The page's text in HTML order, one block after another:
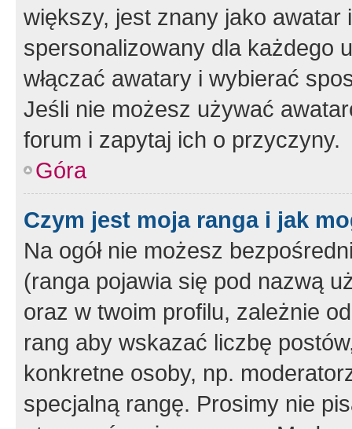
większy, jest znany jako
spersonalizowany dla każdego
włączać awatary i wybierać
Jeśli nie możesz używać
forum i zapytaj ich o przyczyny.
Góra
Czym jest moja ranga i jak
Na ogół nie możesz
(ranga pojawia się pod nazwą
oraz w twoim profilu, zależnie
rang aby wskazać liczbę
konkretne osoby, np.
specjalną rangę. Prosimy nie